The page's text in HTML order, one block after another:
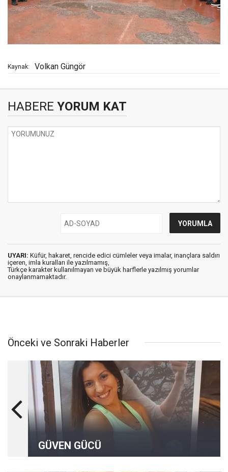
Kaynak: Volkan Güngör
HABERE YORUM KAT
UYARI: Küfür, hakaret, rencide edici cümleler veya imalar, inançlara saldırı
içeren, imla kuralları ile yazılmamış,
Türkçe karakter kullanılmayan ve büyük harflerle yazılmış yorumlar
onaylanmamaktadır.
Önceki ve Sonraki Haberler
GÜVEN GÜCÜ